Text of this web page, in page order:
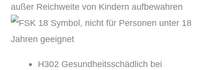
H302 Gesundheitsschädlich bei